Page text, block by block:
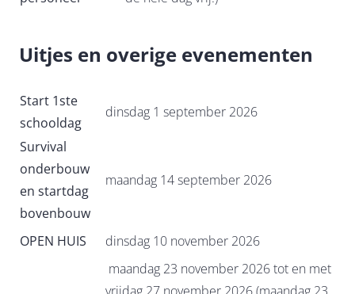
Uitjes en overige evenementen
Start 1ste
schooldag
dinsdag 1 september 2026
Survival
onderbouw
en startdag
bovenbouw
maandag 14 september 2026
OPEN HUIS dinsdag 10 november 2026
maandag 23 november 2026 tot en met